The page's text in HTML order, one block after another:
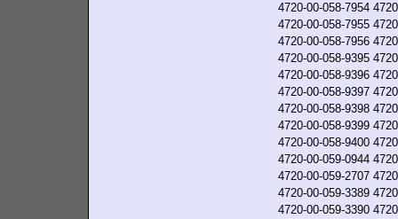
4720-00-058-7954
4720-00-058-7955
4720-00-058-7956
4720-00-058-9395
4720-00-058-9396
4720-00-058-9397
4720-00-058-9398
4720-00-058-9399
4720-00-058-9400
4720-00-059-0944
4720-00-059-2707
4720-00-059-3389
4720-00-059-3390